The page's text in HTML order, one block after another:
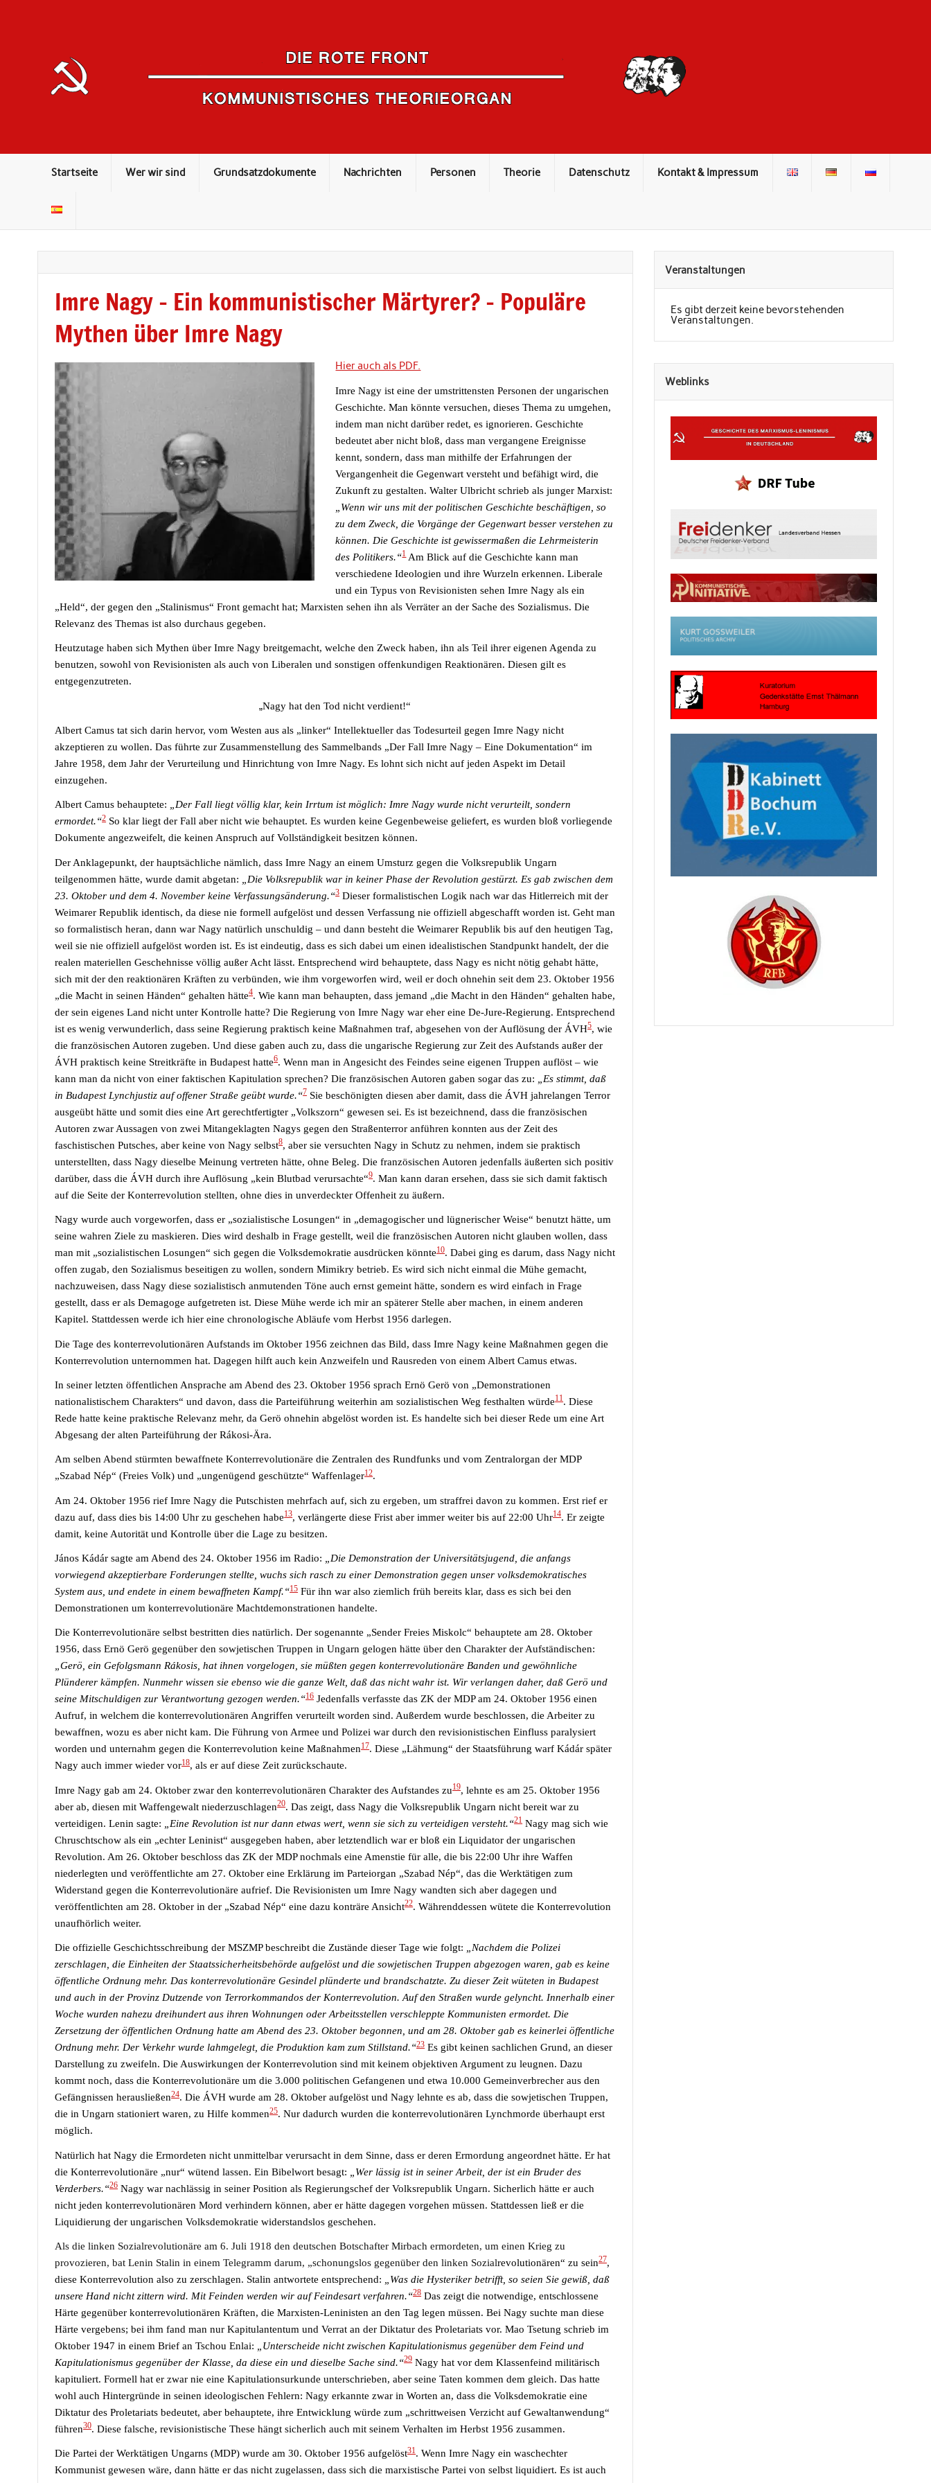
Startseite Wer wir sind Grundsatzdokumente Nachrichten Personen Theorie Datenschutz Kontakt & Impressum
Imre Nagy – Ein kommunistischer Märtyrer? – Populäre
Mythen über Imre Nagy
Hier auch als PDF.
Imre Nagy ist eine der umstrittensten Personen der ungarischen
Geschichte. Man könnte versuchen, dieses Thema zu umgehen,
indem man nicht darüber redet, es ignorieren. Geschichte
bedeutet aber nicht bloß, dass man vergangene Ereignisse
kennt, sondern, dass man mithilfe der Erfahrungen der
Vergangenheit die Gegenwart versteht und befähigt wird, die
Zukunft zu gestalten. Walter Ulbricht schrieb als junger Marxist:
„Wenn wir uns mit der politischen Geschichte beschäftigen, so
zu dem Zweck, die Vorgänge der Gegenwart besser verstehen zu
können. Die Geschichte ist gewissermaßen die Lehrmeisterin
des Politikers.“1Am Blick auf die Geschichte kann man
verschiedene Ideologien und ihre Wurzeln erkennen. Liberale
und ein Typus von Revisionisten sehen Imre Nagy als ein
„Held“, der gegen den „Stalinismus“ Front gemacht hat; Marxisten sehen ihn als Verräter an der Sache des Sozialismus. Die
Relevanz des Themas ist also durchaus gegeben.
Heutzutage haben sich Mythen über Imre Nagy breitgemacht, welche den Zweck haben, ihn als Teil ihrer eigenen Agenda zu
benutzen, sowohl von Revisionisten als auch von Liberalen und sonstigen offenkundigen Reaktionären. Diesen gilt es
entgegenzutreten.
„Nagy hat den Tod nicht verdient!“
Albert Camus tat sich darin hervor, vom Westen aus als „linker“ Intellektueller das Todesurteil gegen Imre Nagy nicht
akzeptieren zu wollen. Das führte zur Zusammenstellung des Sammelbands „Der Fall Imre Nagy – Eine Dokumentation“ im
Jahre 1958, dem Jahr der Verurteilung und Hinrichtung von Imre Nagy. Es lohnt sich nicht auf jeden Aspekt im Detail
einzugehen.
Albert Camus behauptete:
„Der Fall liegt völlig klar, kein Irrtum ist möglich: Imre Nagy wurde nicht verurteilt, sondern
ermordet.“2 So klar liegt der Fall aber nicht wie behauptet. Es wurden keine Gegenbeweise geliefert, es wurden bloß vorliegende
Dokumente angezweifelt, die keinen Anspruch auf Vollständigkeit besitzen können.
Der Anklagepunkt, der hauptsächliche nämlich, dass Imre Nagy an einem Umsturz gegen die Volksrepublik Ungarn
teilgenommen hätte, wurde damit abgetan:
„Die Volksrepublik war in keiner Phase der Revolution gestürzt. Es gab zwischen dem
23. Oktober und dem 4. November keine Verfassungsänderung.“3 Dieser formalistischen Logik nach war das Hitlerreich mit der
Weimarer Republik identisch, da diese nie formell aufgelöst und dessen Verfassung nie offiziell abgeschafft worden ist. Geht man
so formalistisch heran, dann war Nagy natürlich unschuldig – und dann besteht die Weimarer Republik bis auf den heutigen Tag,
weil sie nie offiziell aufgelöst worden ist. Es ist eindeutig, dass es sich dabei um einen idealistischen Standpunkt handelt, der die
realen materiellen Geschehnisse völlig außer Acht lässt. Entsprechend wird behauptete, dass Nagy es nicht nötig gehabt hätte,
sich mit der den reaktionären Kräften zu verbünden, wie ihm vorgeworfen wird, weil er doch ohnehin seit dem 23. Oktober 1956
„die Macht in seinen Händen“ gehalten hätte4. Wie kann man behaupten, dass jemand „die Macht in den Händen“ gehalten habe,
der sein eigenes Land nicht unter Kontrolle hatte? Die Regierung von Imre Nagy war eher eine De-Jure-Regierung. Entsprechend
ist es wenig verwunderlich, dass seine Regierung praktisch keine Maßnahmen traf, abgesehen von der Auflösung der ÁVH5, wie
die französischen Autoren zugeben. Und diese gaben auch zu, dass die ungarische Regierung zur Zeit des Aufstands außer der
ÁVH praktisch keine Streitkräfte in Budapest hatte6. Wenn man in Angesicht des Feindes seine eigenen Truppen auflöst – wie
kann man da nicht von einer faktischen Kapitulation sprechen? Die französischen Autoren gaben sogar das zu:
„Es stimmt, daß
in Budapest Lynchjustiz auf offener Straße geübt wurde.“7 Sie beschönigten diesen aber damit, dass die ÁVH jahrelangen Terror
ausgeübt hätte und somit dies eine Art gerechtfertigter „Volkszorn“ gewesen sei. Es ist bezeichnend, dass die französischen
Autoren zwar Aussagen von zwei Mitangeklagten Nagys gegen den Straßenterror anführen konnten aus der Zeit des
faschistischen Putsches, aber keine von Nagy selbst8, aber sie versuchten Nagy in Schutz zu nehmen, indem sie praktisch
unterstellten, dass Nagy dieselbe Meinung vertreten hätte, ohne Beleg. Die französischen Autoren jedenfalls äußerten sich positiv
darüber, dass die ÁVH durch ihre Auflösung „kein Blutbad verursachte“9. Man kann daran ersehen, dass sie sich damit faktisch
auf die Seite der Konterrevolution stellten, ohne dies in unverdeckter Offenheit zu äußern.
Nagy wurde auch vorgeworfen, dass er „sozialistische Losungen“ in „demagogischer und lügnerischer Weise“ benutzt hätte, um
seine wahren Ziele zu maskieren. Dies wird deshalb in Frage gestellt, weil die französischen Autoren nicht glauben wollen, dass
man mit „sozialistischen Losungen“ sich gegen die Volksdemokratie ausdrücken könnte10. Dabei ging es darum, dass Nagy nicht
offen zugab, den Sozialismus beseitigen zu wollen, sondern Mimikry betrieb. Es wird sich nicht einmal die Mühe gemacht,
nachzuweisen, dass Nagy diese sozialistisch anmutenden Töne auch ernst gemeint hätte, sondern es wird einfach in Frage
gestellt, dass er als Demagoge aufgetreten ist. Diese Mühe werde ich mir an späterer Stelle aber machen, in einem anderen
Kapitel. Stattdessen werde ich hier eine chronologische Abläufe vom Herbst 1956 darlegen.
Die Tage des konterrevolutionären Aufstands im Oktober 1956 zeichnen das Bild, dass Imre Nagy keine Maßnahmen gegen die
Konterrevolution unternommen hat. Dagegen hilft auch kein Anzweifeln und Rausreden von einem Albert Camus etwas.
In seiner letzten öffentlichen Ansprache am Abend des 23. Oktober 1956 sprach Ernö Gerö von „Demonstrationen
nationalistischem Charakters“ und davon, dass die Parteiführung weiterhin am sozialistischen Weg festhalten würde11. Diese
Rede hatte keine praktische Relevanz mehr, da Gerö ohnehin abgelöst worden ist. Es handelte sich bei dieser Rede um eine Art
Abgesang der alten Parteiführung der Rákosi-Ära.
Am selben Abend stürmten bewaffnete Konterrevolutionäre die Zentralen des Rundfunks und vom Zentralorgan der MDP
„Szabad Nép“ (Freies Volk) und „ungenügend geschützte“ Waffenlager12.
Am 24. Oktober 1956 rief Imre Nagy die Putschisten mehrfach auf, sich zu ergeben, um straffrei davon zu kommen. Erst rief er
dazu auf, dass dies bis 14:00 Uhr zu geschehen habe13, verlängerte diese Frist aber immer weiter bis auf 22:00 Uhr14. Er zeigte
damit, keine Autorität und Kontrolle über die Lage zu besitzen.
János Kádár sagte am Abend des 24. Oktober 1956 im Radio:
Die Demonstration der Universitätsjugend, die anfangs
vorwiegend akzeptierbare Forderungen stellte, wuchs sich rasch zu einer Demonstration gegen unser volksdemokratisches
System aus, und endete in einem bewaffneten Kampf.“15 Für ihn war also ziemlich früh bereits klar, dass es sich bei den
Demonstrationen um konterrevolutionäre Machtdemonstrationen handelte.
Die Konterrevolutionäre selbst bestritten dies natürlich. Der sogenannte „Sender Freies Miskolc“ behauptete am 28. Oktober
1956, dass Ernö Gerö gegenüber den sowjetischen Truppen in Ungarn gelogen hätte über den Charakter der Aufständischen:
„Gerö, ein Gefolgsmann Rákosis, hat ihnen vorgelogen, sie müßten gegen konterrevolutionäre Banden und gewöhnliche
Plünderer kämpfen. Nunmehr wissen sie ebenso wie die ganze Welt, daß das nicht wahr ist. Wir verlangendaher, daß Gerö und
seine Mitschuldigen zur Verantwortung gezogen werden.“16 Jedenfalls verfasste das ZK der MDP am 24. Oktober 1956 einen
Aufruf, in welchem die konterrevolutionären Angriffen verurteilt worden sind. Außerdem wurde beschlossen, die Arbeiter zu
bewaffnen, wozu es aber nicht kam. Die Führung von Armee und Polizei war durch den revisionistischen Einfluss paralysiert
worden und unternahm gegen die Konterrevolution keine Maßnahmen17. Diese „Lähmung“ der Staatsführung warf Kádár später
Nagy auch immer wieder vor18, als er auf diese Zeit zurückschaute.
Imre Nagy gab am 24. Oktober zwar den konterrevolutionären Charakter des Aufstandes zu19, lehnte es am 25. Oktober 1956
aber ab, diesen mit Waffengewalt niederzuschlagen20.Das zeigt, dass Nagy die Volksrepublik Ungarn nicht bereit war zu
verteidigen. Lenin sagte:
Eine Revolution ist nur dann etwas wert, wenn sie sich zu verteidigen versteht.“21 Nagy mag sich wie
Chruschtschow als ein „echter Leninist“ ausgegeben haben, aber letztendlich war er bloß ein Liquidator der ungarischen
Revolution. Am 26. Oktober beschloss das ZK der MDP nochmals eine Amenstie für alle, die bis 22:00 Uhr ihre Waffen
niederlegten und veröffentlichte am 27. Oktober eine Erklärung im Parteiorgan „Szabad Nép“, das die Werktätigen zum
Widerstand gegen die Konterrevolutionäre aufrief. Die Revisionisten um Imre Nagy wandten sich aber dagegen und
veröffentlichten am 28. Oktober in der „Szabad Nép“ eine dazu konträre Ansicht22.Währenddessen wütete die Konterrevolution
unaufhörlich weiter.
Die offizielle Geschichtsschreibung der MSZMP beschreibt die Zustände dieser Tage wie folgt:
„Nachdem die Polizei
zerschlagen, die Einheiten der Staatssicherheitsbehörde aufgelöst und die sowjetischen Truppen abgezogen waren, gab es keine
öffentliche Ordnung mehr. Das konterrevolutionäre Gesindel plünderte und brandschatzte. Zu dieser Zeit wüteten in Budapest
und auch in der Provinz Dutzende von Terrorkommandos der Konterrevolution. Auf den Straßen wurde gelyncht. Innerhalb einer
Woche wurden nahezu dreihundert aus ihren Wohnungen oder Arbeitsstellen verschleppte Kommunisten ermordet. Die
Zersetzung der öffentlichen Ordnung hatte am Abend des 23. Oktober begonnen, und am 28. Oktober gab es keinerlei öffentliche
Ordnung mehr. Der Verkehr wurde lahmgelegt, die Produktion kam zum Stillstand.“23 Es gibt keinensachlichen Grund, an dieser
Darstellung zu zweifeln.Die Auswirkungen der Konterrevolution sind mit keinem objektiven Argument zu leugnen.Dazu
kommt noch, dass die Konterrevolutionäre um die 3.000 politischen Gefangenen und etwa 10.000 Gemeinverbrecher aus den
Gefängnissen herausließen24.Die ÁVH wurde am 28. Oktober aufgelöst und Nagy lehnte es ab, dass die sowjetischen Truppen,
die in Ungarn stationiert waren, zu Hilfe kommen25.Nur dadurch wurden die konterrevolutionären Lynchmorde überhaupt erst
möglich.
Natürlich hatNagy die Ermordeten nicht unmittelbar verursacht in dem Sinne, dass er deren Ermordung angeordnet hätte. Er hat
die Konterrevolutionäre „nur“ wütend lassen. Ein Bibelwort besagt:
„Wer lässig ist in seiner Arbeit, der ist ein Bruder des
Verderbers.“26 Nagy war nachlässig in seiner Position als Regierungschef der VolksrepublikUngarn. Sicherlich hätte er auch
nicht jeden konterrevolutionären Mord verhindern können, aber er hätte dagegen vorgehen müssen. Stattdessen ließ er die
Liquidierung der ungarischen Volksdemokratie widerstandslos geschehen.
Als die linken Sozialrevolutionäream6. Juli 1918 den deutschen Botschafter Mirbach ermordeten, um einen Krieg zu
provozieren, bat Lenin Stalin in einem Telegramm darum, „schonungslos gegenüber den linken Sozialrevolutionären“ zu sein27,
diese Konterrevolution also zu zerschlagen. Stalin antwortete entsprechend:
Was die Hysteriker betrifft, so seien Sie gewiß, daß
unsere Hand nicht zittern wird. Mit Feinden werden wir auf Feindesart verfahren.“28 Das zeigt die notwendige,entschlossene
Härte gegenüber konterrevolutionären Kräften, die Marxisten-Leninisten an den Tag legen müssen.Bei Nagy suchte man diese
Härte vergebens; bei ihm fand man nur Kapitulantentum und Verrat an der Diktatur des Proletariats vor.Mao Tsetung schriebim
Oktober 1947 in einem Brief an Tschou Enlai:
„Unterscheide nicht zwischen Kapitulationismus gegenüber dem Feind und
Kapitulationismus gegenüber der Klasse, da diese ein und dieselbe Sache sind.“29 Nagy hat vor demKlassenfeindmilitärisch
kapituliert.Formell hat er zwar nie eine Kapitulationsurkunde unterschrieben, aber seine Taten kommen dem gleich.Das hatte
wohl auch Hintergründe in seinen ideologischen Fehlern: Nagy erkannte zwar in Worten an, dass die Volksdemokratie eine
Diktatur des Proletariats bedeutet, aber behauptete, ihre Entwicklung würde zum „schrittweisen Verzicht auf Gewaltanwendung“
führen30.Diese falsche, revisionistische These hängt sicherlich auch mit seinem Verhalten im Herbst 1956 zusammen.
Die Partei der Werktätigen Ungarns (MDP) wurde am 30. Oktober 1956 aufgelöst31. Wenn Imre Nagy ein waschechter
Kommunist gewesen wäre, dann hätte er das nicht zugelassen, dass sich die marxistische Partei von selbst liquidiert. Es ist auch
Veranstaltungen
Es gibt derzeit keine bevorstehenden
Veranstaltungen.
Weblinks